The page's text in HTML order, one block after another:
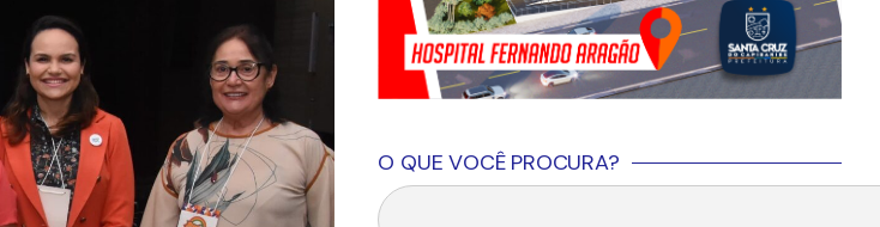
O QUE VOCÊ PROCURA?